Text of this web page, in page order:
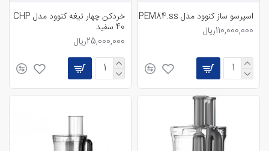
اسپرسو ساز کنوود مدل PEM84.ss
110,000,000ریال
خردکن چهار تیغه کنوود مدل CHP
40 سفید
25,000,000ریال